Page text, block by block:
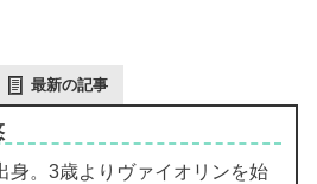
最新の記事
身。3歳よりヴァイオリンを始